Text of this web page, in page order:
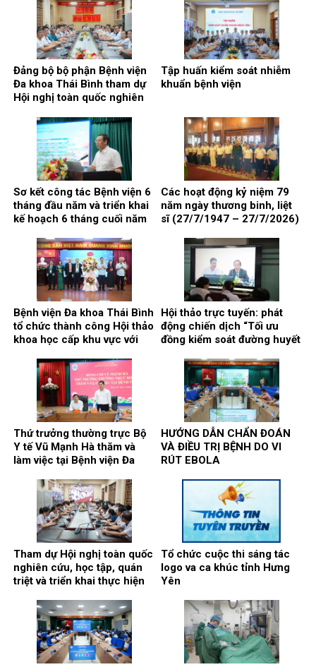
Đảng bộ bộ phận Bệnh viện
Đa khoa Thái Bình tham dự
Hội nghị toàn quốc nghiên
triển khai thực hiện Nghị
quyết Hội nghị lần thứ ba
Ban chấp hành Trung ương
Đảng khóa XIV
Tập huấn kiểm soát nhiễm
khuẩn bệnh viện
Sơ kết công tác Bệnh viện 6
tháng đầu năm và triển khai
kế hoạch 6 tháng cuối năm
Các hoạt động kỷ niệm 79
năm ngày thương binh, liệt
sĩ (27/7/1947 – 27/7/2026)
Bệnh viện Đa khoa Thái Bình
tổ chức thành công Hội thảo
khoa học cấp khu vực với
cao chất lượng phẫu thuật
và can thiệp điều trị bệnh lý
gan, mật, tụy”
Hội thảo trực tuyến: phát
động chiến dịch “Tối ưu
đồng kiểm soát đường huyết
bệnh nhân đái tháo đường
Thứ trưởng thường trực Bộ
Y tế Vũ Mạnh Hà thăm và
làm việc tại Bệnh viện Đa
HƯỚNG DẪN CHẨN ĐOÁN
VÀ ĐIỀU TRỊ BỆNH DO VI
RÚT EBOLA
Tham dự Hội nghị toàn quốc
nghiên cứu, học tập, quán
triệt và triển khai thực hiện
của Bộ Chính trị
Tổ chức cuộc thi sáng tác
logo va ca khúc tỉnh Hưng
Yên